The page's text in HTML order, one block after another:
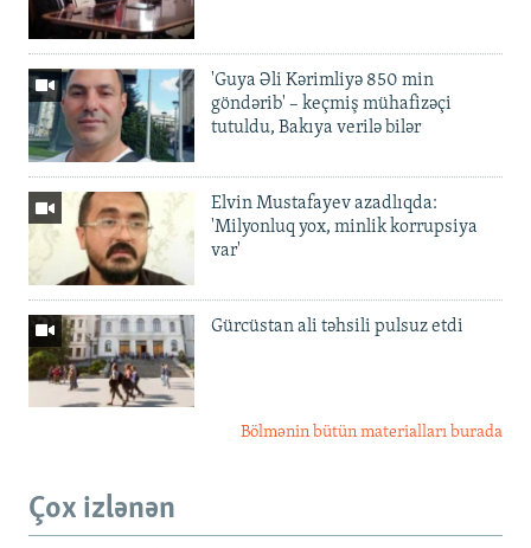
'Guya Əli Kərimliyə 850 min
göndərib' – keçmiş mühafizəçi
tutuldu, Bakıya verilə bilər
Elvin Mustafayev azadlıqda:
'Milyonluq yox, minlik korrupsiya
var'
Gürcüstan ali təhsili pulsuz etdi
Bölmənin bütün materialları burada
Çox izlənən